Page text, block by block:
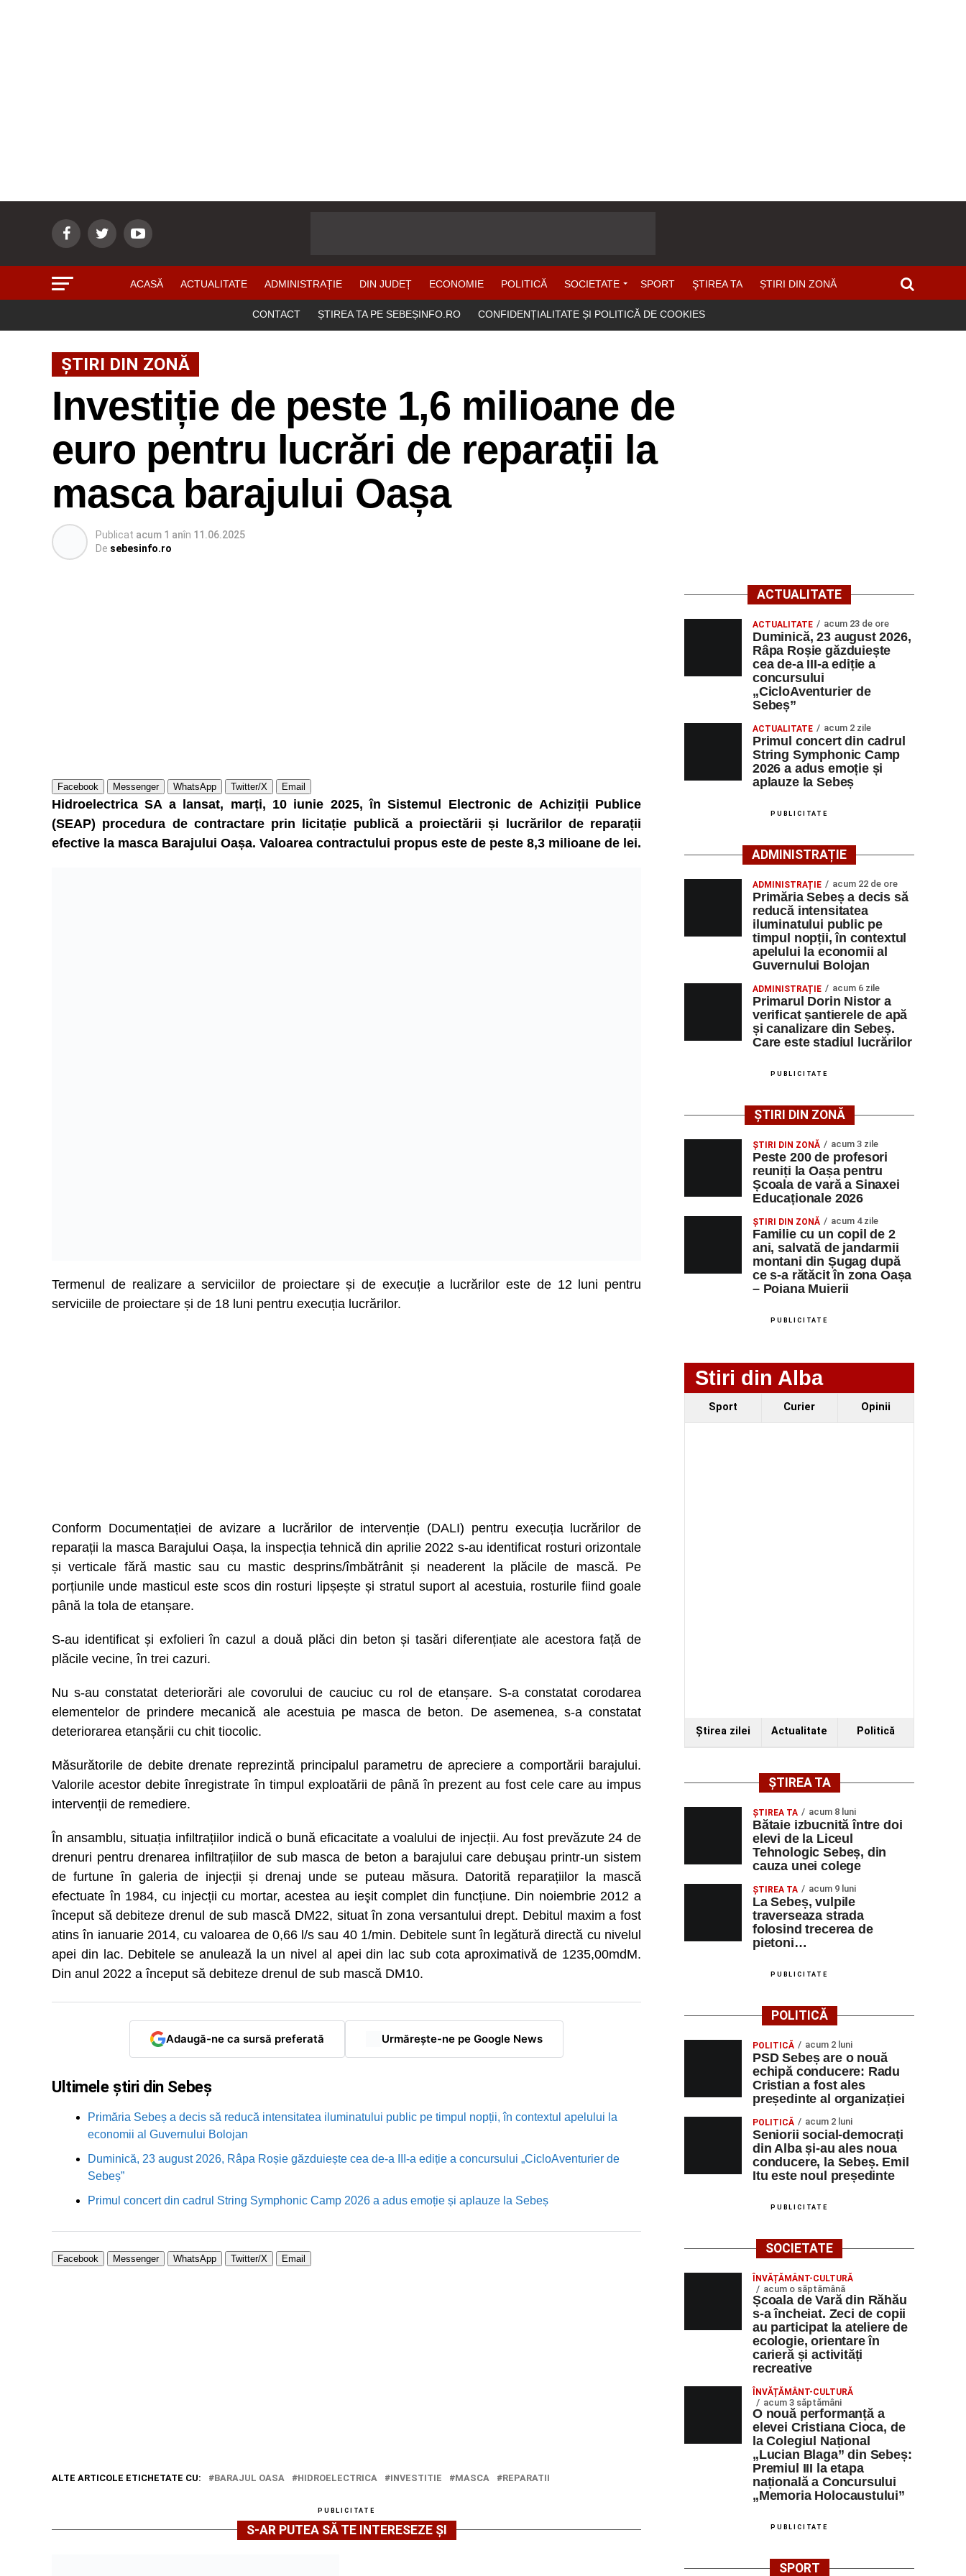
ACASĂ ACTUALITATE ADMINISTRAȚIE DIN JUDEȚ ECONOMIE POLITICĂ SOCIETATE SPORT ŞTIREA TA ȘTIRI DIN ZONĂ
CONTACT ȘTIREA TA PE SEBEȘINFO.RO CONFIDENȚIALITATE ȘI POLITICĂ DE COOKIES
ȘTIRI DIN ZONĂ
Investiție de peste 1,6 milioane de
euro pentru lucrări de reparații la
masca barajului Oașa
Publicat acum 1 anîn 11.06.2025
De sebesinfo.ro
Facebook Messenger WhatsApp Twitter/X Email
Hidroelectrica SA a lansat, marți, 10 iunie 2025, în Sistemul Electronic de Achiziții Publice
(SEAP) procedura de contractare prin licitație publică a proiectării și lucrărilor de reparații
efective la masca Barajului Oașa. Valoarea contractului propus este de peste 8,3 milioane de lei.
Termenul de realizare a serviciilor de proiectare și de execuție a lucrărilor este de 12 luni pentru
serviciile de proiectare și de 18 luni pentru execuția lucrărilor.
Conform Documentației de avizare a lucrărilor de intervenție (DALI) pentru execuția lucrărilor de
reparații la masca Barajului Oașa, la inspecția tehnică din aprilie 2022 s-au identificat rosturi orizontale
și verticale fără mastic sau cu mastic desprins/îmbătrânit și neaderent la plăcile de mască. Pe
porțiunile unde masticul este scos din rosturi lipșește și stratul suport al acestuia, rosturile fiind goale
până la tola de etanșare.
S-au identificat și exfolieri în cazul a două plăci din beton și tasări diferențiate ale acestora față de
plăcile vecine, în trei cazuri.
Nu s-au constatat deteriorări ale covorului de cauciuc cu rol de etanșare. S-a constatat corodarea
elementelor de prindere mecanică ale acestuia pe masca de beton. De asemenea, s-a constatat
deteriorarea etanșării cu chit tiocolic.
Măsurătorile de debite drenate reprezintă principalul parametru de apreciere a comportării barajului.
Valorile acestor debite înregistrate în timpul exploatării de până în prezent au fost cele care au impus
intervenții de remediere.
În ansamblu, situația infiltrațiilor indică o bună eficacitate a voalului de injecții. Au fost prevăzute 24 de
drenuri pentru drenarea infiltrațiilor de sub masca de beton a barajului care debuşau printr-un sistem
de furtune în galeria de injecții și drenaj unde se puteau măsura. Datorită reparațiilor la mască
efectuate în 1984, cu injecții cu mortar, acestea au ieşit complet din funcțiune. Din noiembrie 2012 a
început să debiteze drenul de sub mască DM22, situat în zona versantului drept. Debitul maxim a fost
atins în ianuarie 2014, cu valoarea de 0,66 l/s sau 40 1/min. Debitele sunt în legătură directă cu nivelul
apei din lac. Debitele se anulează la un nivel al apei din lac sub cota aproximativă de 1235,00mdM.
Din anul 2022 a început să debiteze drenul de sub mască DM10.
Adaugă-ne ca sursă preferată Urmărește-ne pe Google News
Ultimele știri din Sebeș
Primăria Sebeș a decis să reducă intensitatea iluminatului public pe timpul nopții, în contextul apelului la
economii al Guvernului Bolojan
Duminică, 23 august 2026, Râpa Roșie găzduiește cea de-a III-a ediție a concursului „CicloAventurier de
Sebeș”
Primul concert din cadrul String Symphonic Camp 2026 a adus emoție și aplauze la Sebeș
Facebook Messenger WhatsApp Twitter/X Email
ALTE ARTICOLE ETICHETATE CU: BARAJUL OASA HIDROELECTRICA INVESTITIE MASCA REPARATII
PUBLICITATE
S-AR PUTEA SĂ TE INTERESEZE ȘI
ACTUALITATE
ACTUALITATE acum 23 de ore
Duminică, 23 august 2026,
Râpa Roșie găzduiește
cea de-a III-a ediție a
concursului
„CicloAventurier de
Sebeș”
ACTUALITATE acum 2 zile
Primul concert din cadrul
String Symphonic Camp
2026 a adus emoție și
aplauze la Sebeș
PUBLICITATE
ADMINISTRAȚIE
ADMINISTRAȚIE acum 22 de ore
Primăria Sebeș a decis să
reducă intensitatea
iluminatului public pe
timpul nopții, în contextul
apelului la economii al
Guvernului Bolojan
ADMINISTRAȚIE acum 6 zile
Primarul Dorin Nistor a
verificat șantierele de apă
și canalizare din Sebeș.
Care este stadiul lucrărilor
PUBLICITATE
ȘTIRI DIN ZONĂ
ȘTIRI DIN ZONĂ acum 3 zile
Peste 200 de profesori
reuniți la Oașa pentru
Școala de vară a Sinaxei
Educaționale 2026
ȘTIRI DIN ZONĂ acum 4 zile
Familie cu un copil de 2
ani, salvată de jandarmii
montani din Șugag după
ce s-a rătăcit în zona Oașa
– Poiana Muierii
PUBLICITATE
Stiri din Alba
Sport Curier Opinii
Ştirea zilei Actualitate Politică
ȘTIREA TA
ŞTIREA TA acum 8 luni
Bătaie izbucnită între doi
elevi de la Liceul
Tehnologic Sebeș, din
cauza unei colege
ŞTIREA TA acum 9 luni
La Sebeș, vulpile
traverseaza strada
folosind trecerea de
pietoni…
PUBLICITATE
POLITICĂ
POLITICĂ acum 2 luni
PSD Sebeș are o nouă
echipă conducere: Radu
Cristian a fost ales
președinte al organizației
POLITICĂ acum 2 luni
Seniorii social-democrați
din Alba și-au ales noua
conducere, la Sebeș. Emil
Itu este noul președinte
PUBLICITATE
SOCIETATE
ÎNVĂȚĂMÂNT-CULTURĂ
acum o săptămână
Școala de Vară din Răhău
s-a încheiat. Zeci de copii
au participat la ateliere de
ecologie, orientare în
carieră și activități
recreative
ÎNVĂȚĂMÂNT-CULTURĂ
acum 3 săptămâni
O nouă performanță a
elevei Cristiana Cioca, de
la Colegiul Național
„Lucian Blaga” din Sebeș:
Premiul III la etapa
națională a Concursului
„Memoria Holocaustului”
PUBLICITATE
SPORT